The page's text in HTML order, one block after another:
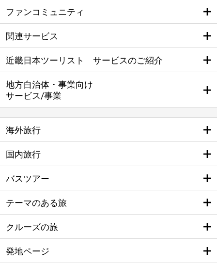
ファンコミュニティ
関連サービス
近畿日本ツーリスト サービスのご紹介
地方自治体・事業向け
サービス/事業
海外旅行
国内旅行
バスツアー
テーマのある旅
クルーズの旅
発地ページ